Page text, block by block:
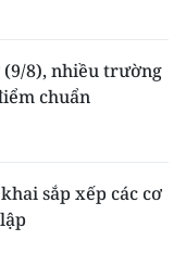
8), nhiều trường
chuẩn
sắp xếp các cơ